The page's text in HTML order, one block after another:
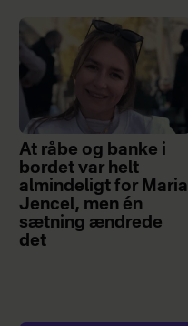
At råbe og banke i
bordet var helt
almindeligt for Maria
Jencel, men én
sætning ændrede
det